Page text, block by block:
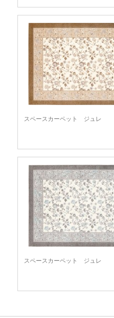
スペースカーペット ジュレ
スペースカーペット ジュレ